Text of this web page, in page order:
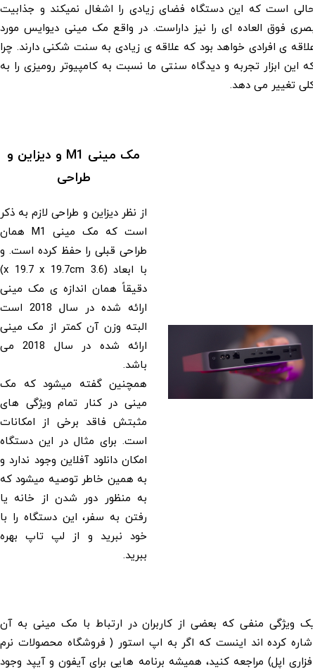
است که این دستگاه فضای زیادی را اشغال نمیکند و جذابیت
فوق العاده ای را نیز داراست. در واقع مک مینی دیوایس مورد
ی افرادی خواهد بود که علاقه ی زیادی به سنت شکنی دارند. چرا
این ابزار تجربه و دیدگاه سنتی ما نسبت به کامپیوتر رومیزی را به
تغییر می دهد.
مک مینی M1 و دیزاین و
طراحی
از نظر دیزاین و طراحی لازم به ذکر
است که مک مینی M1 همان
طراحی قبلی را حفظ کرده است. و
دقیقاً همان اندازه ی مک مینی
ارائه شده در سال 2018 است
البته وزن آن کمتر از مک مینی
ارائه شده در سال 2018 می
باشد.
همچنین گفته میشود که مک
مینی در کنار تمام ویژگی های
مثبتش فاقد برخی از امکانات
است. برای مثال در این دستگاه
امکان دانلود آفلاین وجود ندارد و
به همین خاطر توصیه میشود که
به منظور دور شدن از خانه یا
رفتن به سفر، این دستگاه را با
خود نبرید و از لپ تاپ بهره
ببرید.
ویژگی منفی که بعضی از کاربران در ارتباط با مک مینی به آن
کرده اند اینست که اگر به اپ استور ( فروشگاه محصولات نرم
اپل) مراجعه کنید، همیشه برنامه هایی برای آیفون و آیپد وجود